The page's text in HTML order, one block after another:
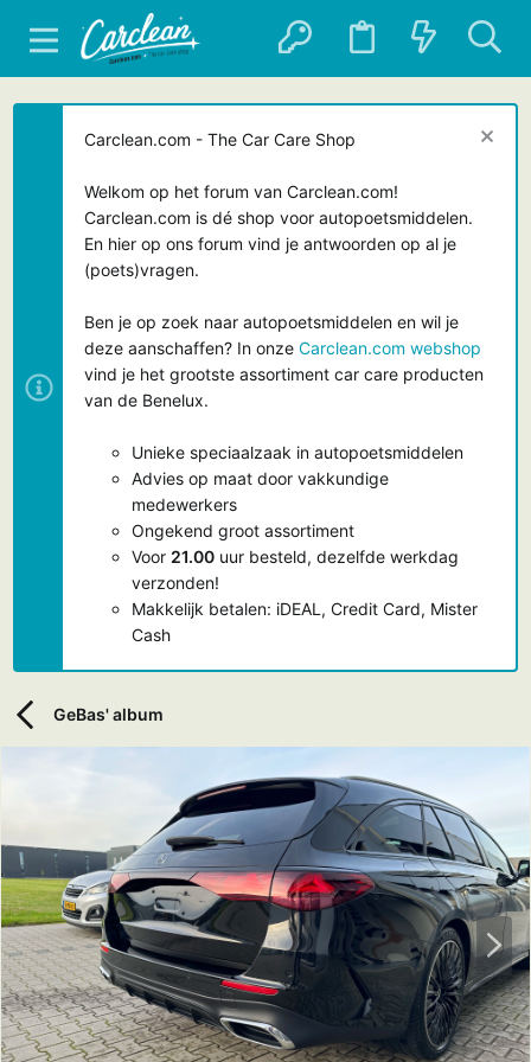
Carclean.com - The Car Care Shop
Welkom op het forum van Carclean.com!
Carclean.com is dé shop voor autopoetsmiddelen.
En hier op ons forum vind je antwoorden op al je
(poets)vragen.
Ben je op zoek naar autopoetsmiddelen en wil je
deze aanschaffen? In onze Carclean.com webshop
vind je het grootste assortiment car care producten
van de Benelux.
Unieke speciaalzaak in autopoetsmiddelen
Advies op maat door vakkundige
medewerkers
Ongekend groot assortiment
Voor 21.00 uur besteld, dezelfde werkdag
verzonden!
Makkelijk betalen: iDEAL, Credit Card, Mister
Cash
GeBas' album
V
o
l
g
e